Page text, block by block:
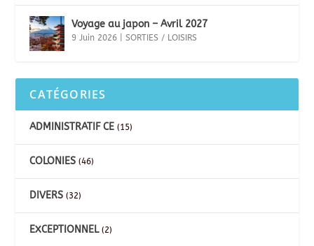
Voyage au japon – Avril 2027
9 Juin 2026 |SORTIES / LOISIRS
CATÉGORIES
ADMINISTRATIF CE (15)
COLONIES (46)
DIVERS (32)
EXCEPTIONNEL(2)